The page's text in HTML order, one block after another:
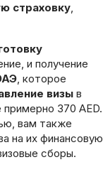
страховку,
и получение
, которое
визы в
370 AED.
вам также
на их финансовую
сборы.